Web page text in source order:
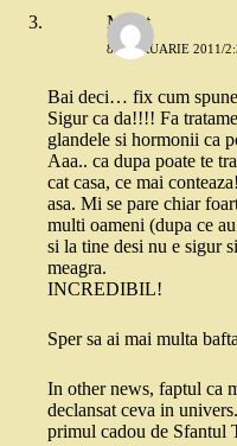
Merat
8 FEBRUARIE 2011/
Bai deci… fix cum
Sigur ca da!!!! Fa
glandele si hormonii ca
Aaa.. ca dupa poate te
cat casa, ce mai
asa. Mi se pare chiar
multi oameni (dupa ce
si la tine desi nu e sigur
meagra.
INCREDIBIL!
Sper sa ai mai multa
In other news, faptul ca
declansat ceva in
primul cadou de Sfantul